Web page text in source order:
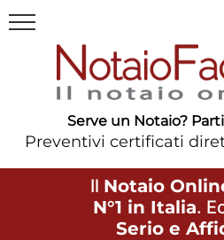
Serve un Notaio?
Preventivi certificati
Il Notaio
N°1 in Italia.
Serio e